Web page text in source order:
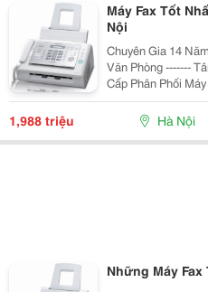
Máy Fax Tốt
Nội
Chuyên Gia 14
Văn Phòng ------- Tân Phát Tự Hào 14 Năm Là Nhà Cung
Cấp Phân Phối
Phát Cam Kết
Những Sản Phẩm
1,988 triệu Hà Nội
Những Máy